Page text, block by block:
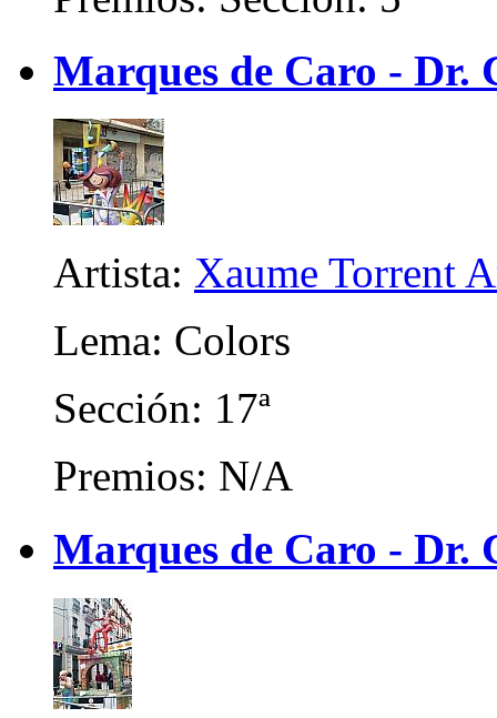
Marques de Caro -
Artista: Xaume Torrent
Lema: Colors
Sección: 17ª
Premios: N/A
Marques de Caro -